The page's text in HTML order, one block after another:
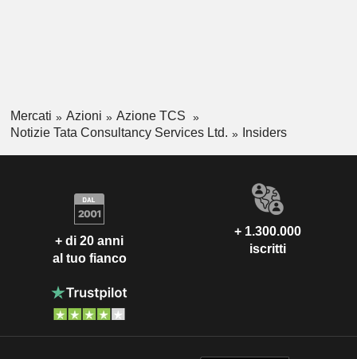
Mercati Azioni
Azione TCS
Notizie Tata Consultancy Services Ltd.
Insiders
+ di 20 anni
al tuo fianco
+ 1.300.000
iscritti